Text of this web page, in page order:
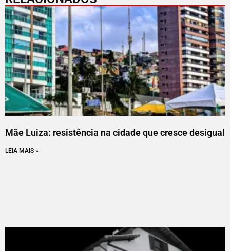
Mãe Luiza: resistência na cidade que cresce desigual
LEIA MAIS »